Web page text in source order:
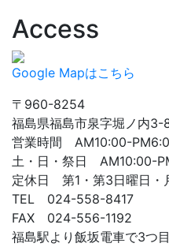
Access
Google Mapはこちら
〒960-8254
福島県福島市泉字堀ノ内3-
営業時間 AM10:00-
土・日・祭日 AM10:00-
定休日 第1・第3日曜日
TEL 024-558-8417
FAX 024-556-1192
福島駅より飯坂電車で3つ目